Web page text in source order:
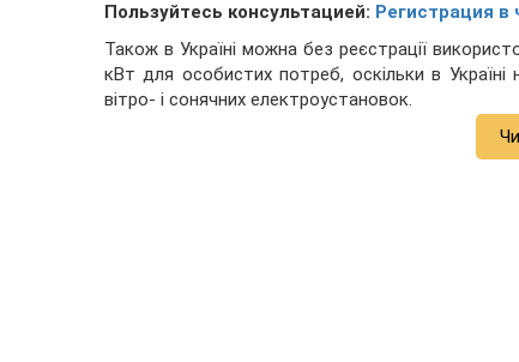
Пользуйтесь консультацией: Регистрация
Також в Україні можна без реєстрації
кВт для особистих потреб, оскільки в
вітро- і сонячних електроустановок.